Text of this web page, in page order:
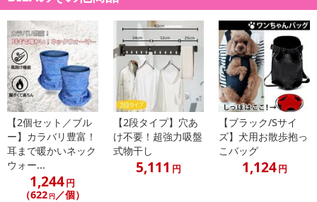
【2個セット／ブル
ー】カラバリ豊富！
耳まで暖かいネック
ウォー...
1,244円
（622 円／個）
【2段タイプ】穴あ
け不要！超強力吸盤
式物干し
5,111 円
【ブラック/Sサイ
ズ】犬用お散歩抱っ
こバッグ
1,124円